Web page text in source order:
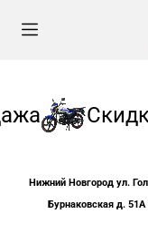
Нижний Новгород ул.
Бурнаковская д.